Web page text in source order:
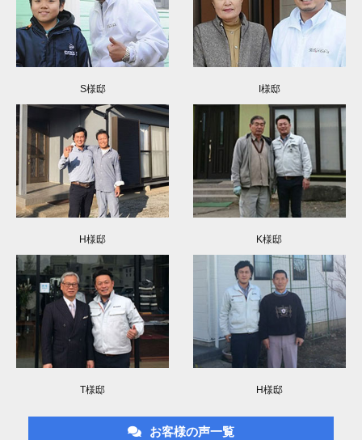
S様邸 I様邸
H様邸 K様邸
T様邸 H様邸
お客様の声一覧